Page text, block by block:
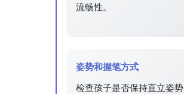
流畅性。
姿势和握笔方式
检查孩子是否保持直立姿势